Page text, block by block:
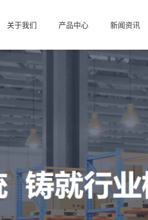
关于我们 产品中心 新闻资讯